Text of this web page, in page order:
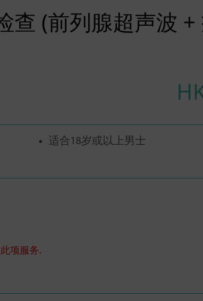
查 (前列腺超声波 +
适合18岁或以上男士
项服务.